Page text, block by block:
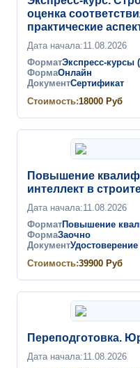
оценка
практические
Дата начала:11.08.2026
ФорматЭкспресс-курсы
ФормаОнлайн
ДокументСертификат
Стоимость:18000 Руб
Повышение
интеллект в
Дата начала:11.08.2026
ФорматПовышение
ФормаЗаочно
ДокументУдостоверение
Стоимость:39900 Руб
Переподготовка.
Дата начала:11.08.2026